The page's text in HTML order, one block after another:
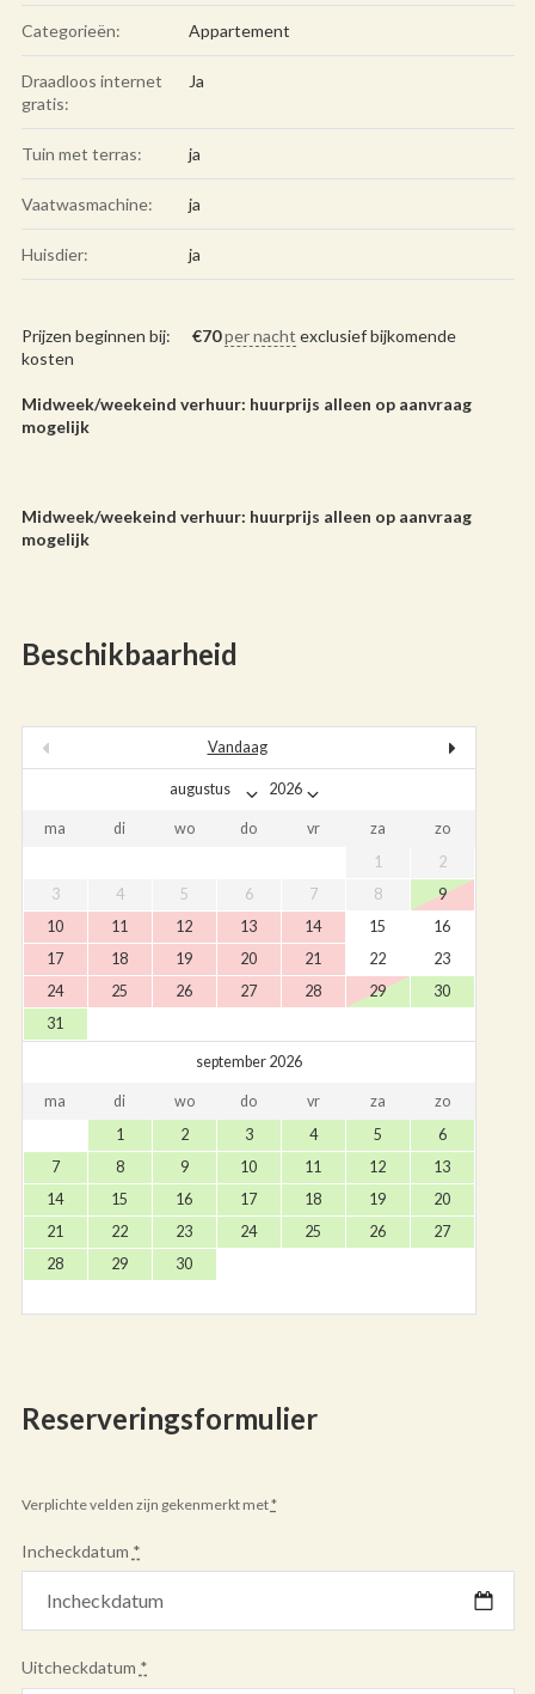
Categorieën: Appartement
Draadloos internet
gratis:
Ja
Tuin met terras: ja
Vaatwasmachine: ja
Huisdier: ja
Prijzen beginnen bij: €70 per nacht exclusief bijkomende
kosten
Midweek/weekeind verhuur: huurprijs alleen op aanvraag
mogelijk
Midweek/weekeind verhuur: huurprijs alleen op aanvraag
mogelijk
Beschikbaarheid
Vandaag
ma di wo do vr za
zo
1
2
3
4 5 6 7 8
9
10
11 12 13 14 15
16
17
18 19 20 21 22
23
24
25 26 27 28 29
30
31
september 2026
ma di wo do vr za
zo
1
2 3 4 5
6
7
8 9 10 11 12
13
14
15 16 17 18 19
20
21
22 23 24 25 26
27
28
29 30
Reserveringsformulier
Verplichte velden zijn gekenmerkt met*
Incheckdatum *
Uitcheckdatum *